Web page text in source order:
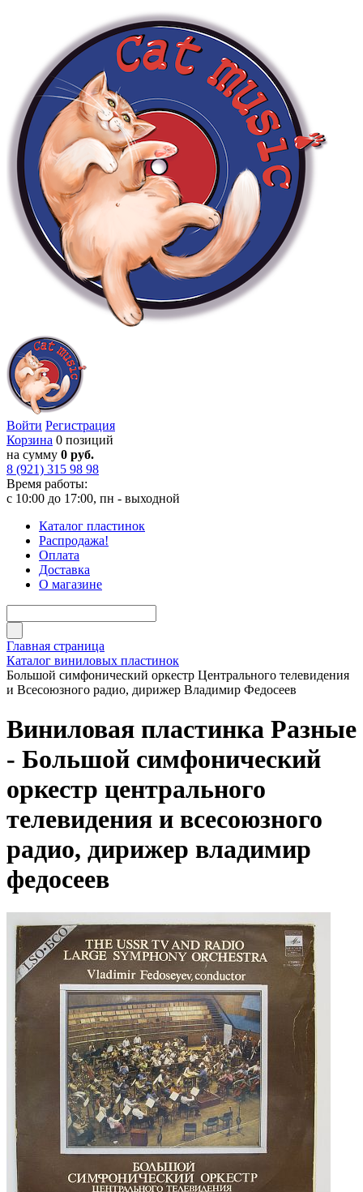
Войти Регистрация
Корзина 0 позиций
на сумму 0 руб.
8 (921) 315 98 98
Время работы:
с 10:00 до 17:00, пн - выходной
Каталог пластинок
Распродажа!
Оплата
Доставка
О магазине
Главная страница
Каталог виниловых пластинок
Большой симфонический оркестр Центрального телевидения
и Всесоюзного радио, дирижер Владимир Федосеев
Виниловая пластинка Разные
- Большой симфонический
оркестр центрального
телевидения и всесоюзного
радио, дирижер владимир
федосеев